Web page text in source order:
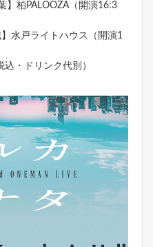
】柏PALOOZA（開演16:3
水戸ライトハウス（開演1
・ドリンク代別）